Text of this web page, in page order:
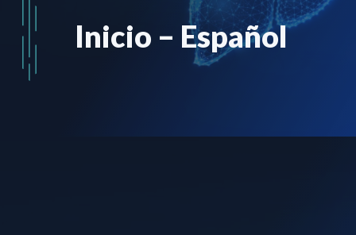
Inicio – Español